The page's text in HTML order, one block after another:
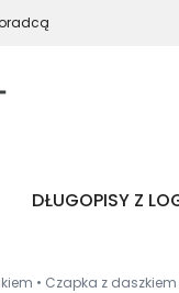
DŁUGOPISY Z
• Czapka z daszkiem